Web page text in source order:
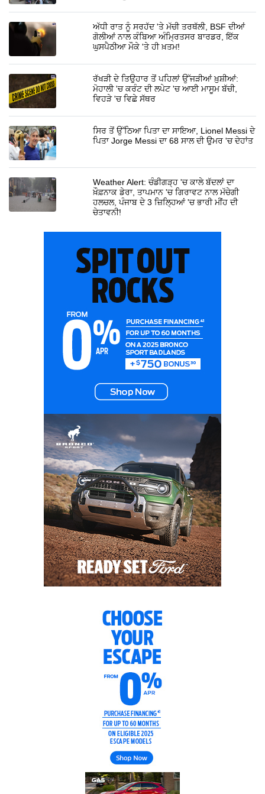
ਅੱਧੀ ਰਾਤ ਨੂੰ ਸਰਹੱਦ 'ਤੇ ਮੱਚੀ ਤਰਥੱਲੀ, BSF ਦੀਆਂ
ਗੋਲੀਆਂ ਨਾਲ ਕੰਬਿਆ ਅੰਮ੍ਰਿਤਸਰ ਬਾਰਡਰ, ਇੱਕ
ਘੁਸਪੈਠੀਆ ਮੌਕੇ 'ਤੇ ਹੀ ਖ਼ਤਮ!
ਰੱਖੜੀ ਦੇ ਤਿਉਹਾਰ ਤੋਂ ਪਹਿਲਾਂ ਉੱਜੜੀਆਂ ਖ਼ੁਸ਼ੀਆਂ:
ਮੋਹਾਲੀ 'ਚ ਕਰੰਟ ਦੀ ਲਪੇਟ 'ਚ ਆਈ ਮਾਸੂਮ ਬੱਚੀ,
ਵਿਹੜੇ 'ਚ ਵਿਛੇ ਸੱਥਰ
ਸਿਰ ਤੋਂ ਉੱਠਿਆ ਪਿਤਾ ਦਾ ਸਾਇਆ, Lionel Messi ਦੇ
ਪਿਤਾ Jorge Messi ਦਾ 68 ਸਾਲ ਦੀ ਉਮਰ 'ਚ ਦੇਹਾਂਤ
Weather Alert: ਚੰਡੀਗੜ੍ਹ 'ਚ ਕਾਲੇ ਬੱਦਲਾਂ ਦਾ
ਖ਼ੌਫ਼ਨਾਕ ਡੇਰਾ, ਤਾਪਮਾਨ 'ਚ ਗਿਰਾਵਟ ਨਾਲ ਮੱਚੇਗੀ
ਹਲਚਲ, ਪੰਜਾਬ ਦੇ 3 ਜ਼ਿਲ੍ਹਿਆਂ 'ਚ ਭਾਰੀ ਮੀਂਹ ਦੀ
ਚੇਤਾਵਨੀ!